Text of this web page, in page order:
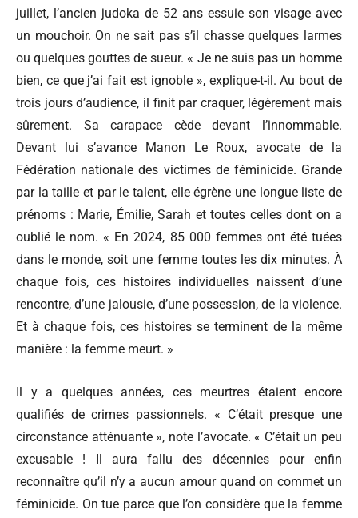
juillet, l’ancien judoka de 52 ans essuie son visage avec
un mouchoir. On ne sait pas s’il chasse quelques larmes
ou quelques gouttes de sueur. « Je ne suis pas un homme
bien, ce que j’ai fait est ignoble », explique-t-il. Au bout de
trois jours d’audience, il finit par craquer, légèrement mais
sûrement. Sa carapace cède devant l’innommable.
Devant lui s’avance Manon Le Roux, avocate de la
Fédération nationale des victimes de féminicide. Grande
par la taille et par le talent, elle égrène une longue liste de
prénoms : Marie, Émilie, Sarah et toutes celles dont on a
oublié le nom. « En 2024, 85 000 femmes ont été tuées
dans le monde, soit une femme toutes les dix minutes. À
chaque fois, ces histoires individuelles naissent d’une
rencontre, d’une jalousie, d’une possession, de la violence.
Et à chaque fois, ces histoires se terminent de la même
manière : la femme meurt. »
Il y a quelques années, ces meurtres étaient encore
qualifiés de crimes passionnels. « C’était presque une
circonstance atténuante », note l’avocate. « C’était un peu
excusable ! Il aura fallu des décennies pour enfin
reconnaître qu’il n’y a aucun amour quand on commet un
féminicide. On tue parce que l’on considère que la femme